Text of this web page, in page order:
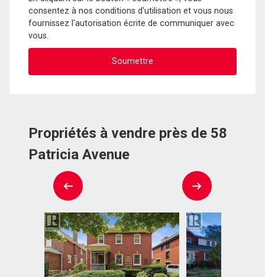
consentez à nos conditions d'utilisation et vous nous
fournissez l'autorisation écrite de communiquer avec
vous.
Propriétés à vendre près de 58
Patricia Avenue